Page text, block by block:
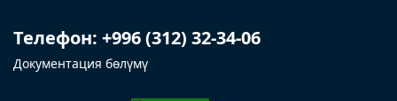
Телефон: +996 (312) 32-34-06
Документация бөлүмү